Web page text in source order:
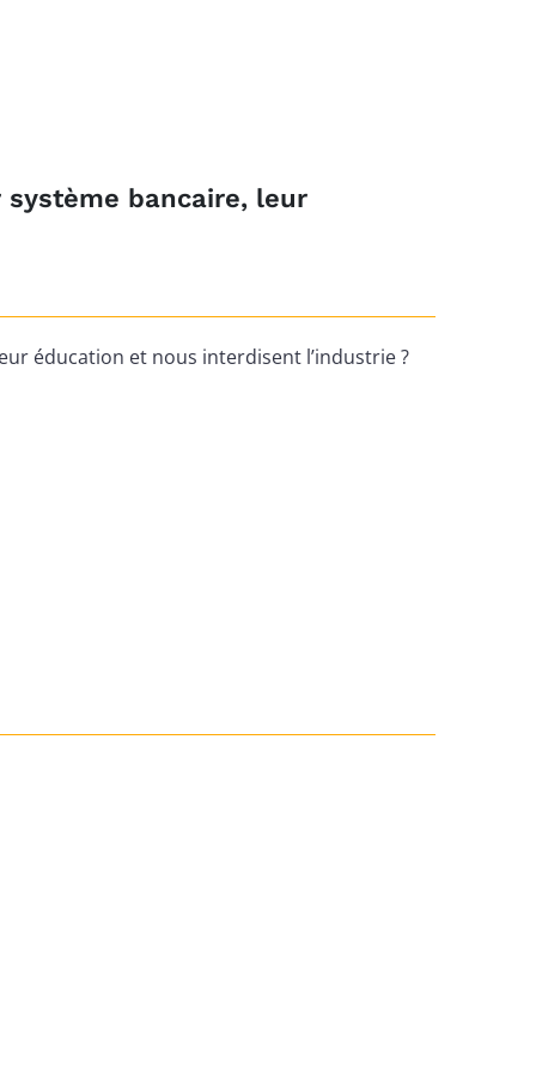
bancaire, leur
éducation et nous interdisent l’industrie ?